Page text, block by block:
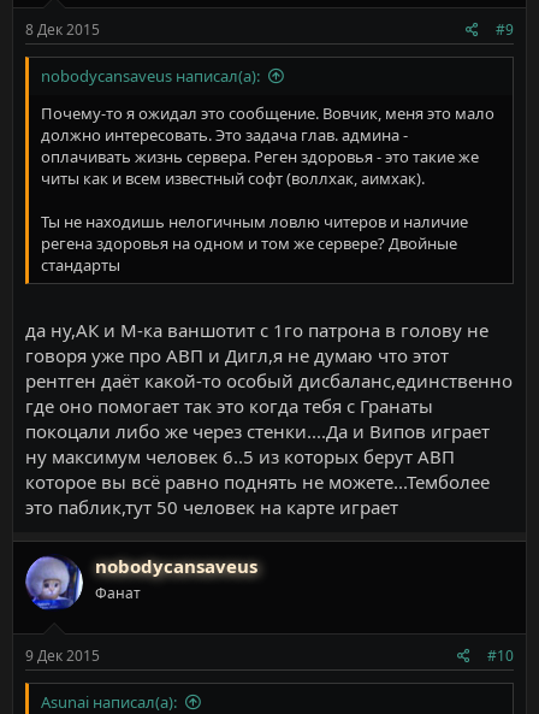
8 Дек 2015
#9
nobodycansaveus написал(а):
Почему-то я ожидал это сообщение. Вовчик, меня это мало
должно интересовать. Это задача глав. админа -
оплачивать жизнь сервера. Реген здоровья - это такие же
читы как и всем известный софт (воллхак, аимхак).
Ты не находишь нелогичным ловлю читеров и наличие
регена здоровья на одном и том же сервере? Двойные
стандарты
да ну,АК и М-ка ваншотит с 1го патрона в голову не
говоря уже про АВП и Дигл,я не думаю что этот
рентген даёт какой-то особый дисбаланс,единственно
где оно помогает так это когда тебя с Гранаты
покоцали либо же через стенки....Да и Випов играет
ну максимум человек 6..5 из которых берут АВП
которое вы всё равно поднять не можете...Темболее
это паблик,тут 50 человек на карте играет
nobodycansaveus
Фанат
9 Дек 2015 #10
Asunai написал(а):